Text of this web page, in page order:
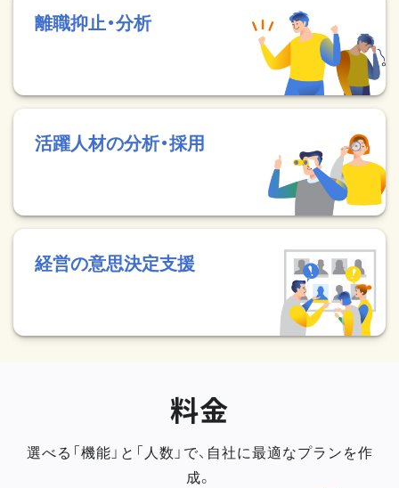
離職抑止・分析
活躍人材の分析・採用
経営の意思決定支援
料金
選べる「機能」と「人数」で、自社に最適なプランを作
成。